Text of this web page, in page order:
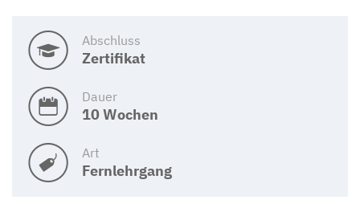
Abschluss
Zertifikat
Dauer
10 Wochen
Art
Fernlehrgang